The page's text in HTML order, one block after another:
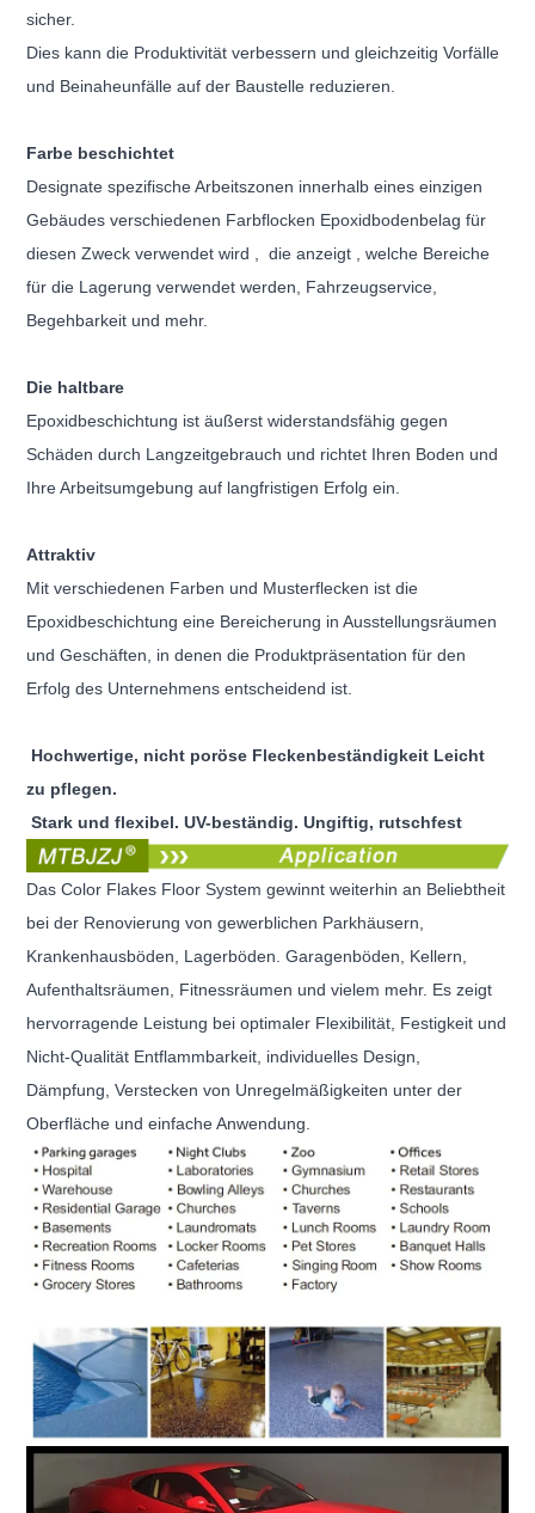
sicher.
Dies kann die Produktivität verbessern und gleichzeitig Vorfälle
und Beinaheunfälle auf der Baustelle reduzieren.
Farbe beschichtet
Designate spezifische Arbeitszonen innerhalb eines einzigen
Gebäudes verschiedenen Farbflocken Epoxidbodenbelag für
diesen Zweck verwendet wird ,
die anzeigt , welche Bereiche
für die Lagerung verwendet werden, Fahrzeugservice,
Begehbarkeit und mehr.
Die haltbare
Epoxidbeschichtung ist äußerst widerstandsfähig gegen
Schäden durch Langzeitgebrauch und richtet Ihren Boden und
Ihre Arbeitsumgebung auf langfristigen Erfolg ein.
Attraktiv
Mit verschiedenen Farben und Musterflecken ist die
Epoxidbeschichtung eine Bereicherung in Ausstellungsräumen
und Geschäften, in denen die Produktpräsentationfür den
Erfolg des Unternehmens entscheidend ist.
Hochwertige, nicht poröse Fleckenbeständigkeit Leicht
zu pflegen.
Stark und flexibel. UV-beständig. Ungiftig, rutschfest
Das Color Flakes Floor System gewinnt weiterhin an Beliebtheit
bei der Renovierung von gewerblichen Parkhäusern,
Krankenhausböden,
Lagerböden. Garagenböden, Kellern,
Aufenthaltsräumen, Fitnessräumen und vielem mehr. Es zeigt
hervorragende Leistung bei optimaler Flexibilität, Festigkeit und
Nicht-Qualität Entflammbarkeit, individuelles Design,
Dämpfung, Verstecken von Unregelmäßigkeiten unter der
Oberfläche und einfache Anwendung.